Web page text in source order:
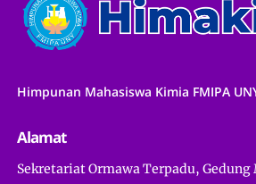
Himpunan Mahasiswa Kimia FMIPA
Alamat
Sekretariat Ormawa Terpadu,